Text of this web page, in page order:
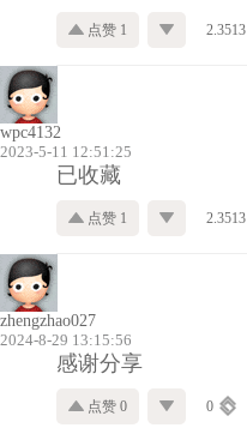
点赞 1 2.3513
wpc4132
2023-5-11 12:51:25
已收藏
点赞 1 2.3513
zhengzhao027
2024-8-29 13:15:56
感谢分享
点赞 0 0